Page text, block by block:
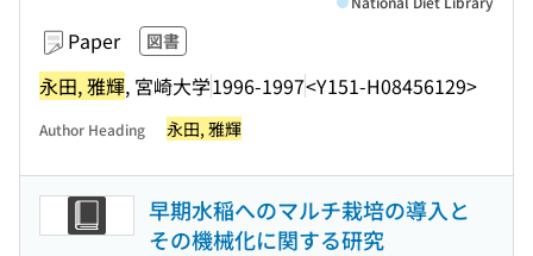
Paper 図書
永田, 雅輝, 宮崎大学1996-1997<Y151-H08456129>
Author Heading 永田, 雅輝
早期水稲へのマルチ栽培の導入と
その機械化に関する研究